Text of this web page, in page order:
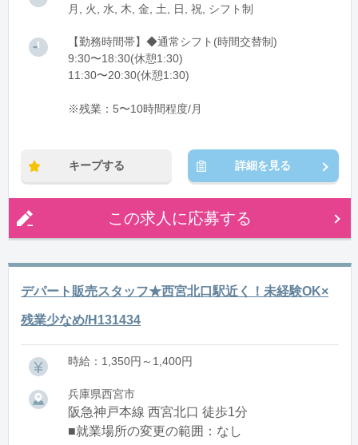
月, 火, 水, 木, 金, 土, 日, 祝, シフト制
【勤務時間帯】◆通常シフト(時間交替制)
9:30〜18:30(休憩1:30)
11:30〜20:30(休憩1:30)
※残業：5〜10時間程度/月
キープする 詳細を見る
この求人に応募する
デパート販売スタッフ★西宮北口駅近く！未経験OK×
残業少なめ/H131434
時給：1,350円～1,400円
兵庫県西宮市
阪急神戸本線 西宮北口 徒歩1分
■就業場所の変更の範囲：なし